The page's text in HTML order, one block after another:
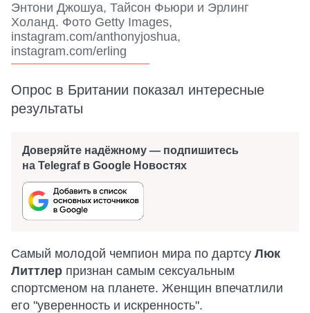
Энтони Джошуа, Тайсон Фьюри и Эрлинг
Холанд. Фото Getty Images,
instagram.com/anthonyjoshua,
instagram.com/erling
Опрос в Британии показал интересные
результаты
Доверяйте надёжному — подпишитесь
на Telegraf в Google Новостях
Самый молодой чемпион мира по дартсу Люк
Литтлер признан самым сексуальным
спортсменом на планете. Женщин впечатлили
его "уверенность и искренность".